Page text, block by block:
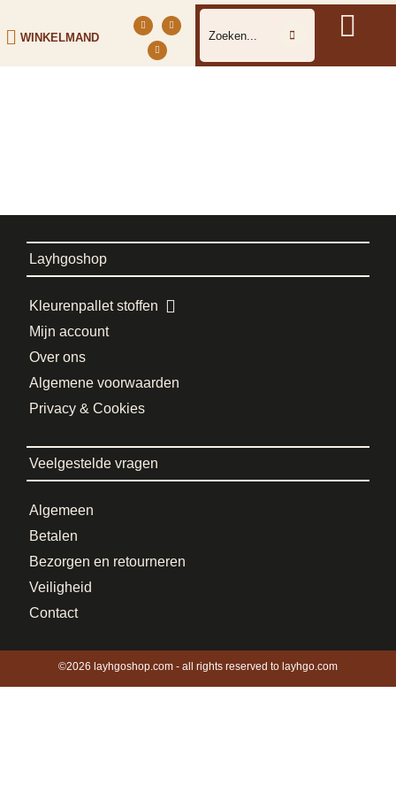
WINKELMAND
Layhgoshop
Kleurenpallet stoffen
Mijn account
Over ons
Algemene voorwaarden
Privacy & Cookies
Veelgestelde vragen
Algemeen
Betalen
Bezorgen en retourneren
Veiligheid
Contact
©2026 layhgoshop.com - all rights reserved to layhgo.com